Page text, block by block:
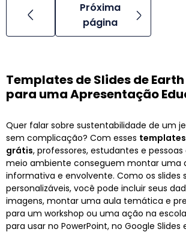
Próxima
página
Templates de Slides de
para uma Apresentação
Quer falar sobre sustentabilidade de um
sem complicação? Com esses templates
grátis, professores, estudantes e
meio ambiente conseguem montar uma
informativa e envolvente. Como os slides
personalizáveis, você pode incluir seus
imagens, montar uma aula temática e
para um workshop ou uma ação na
para usar no PowerPoint, no Google Slides